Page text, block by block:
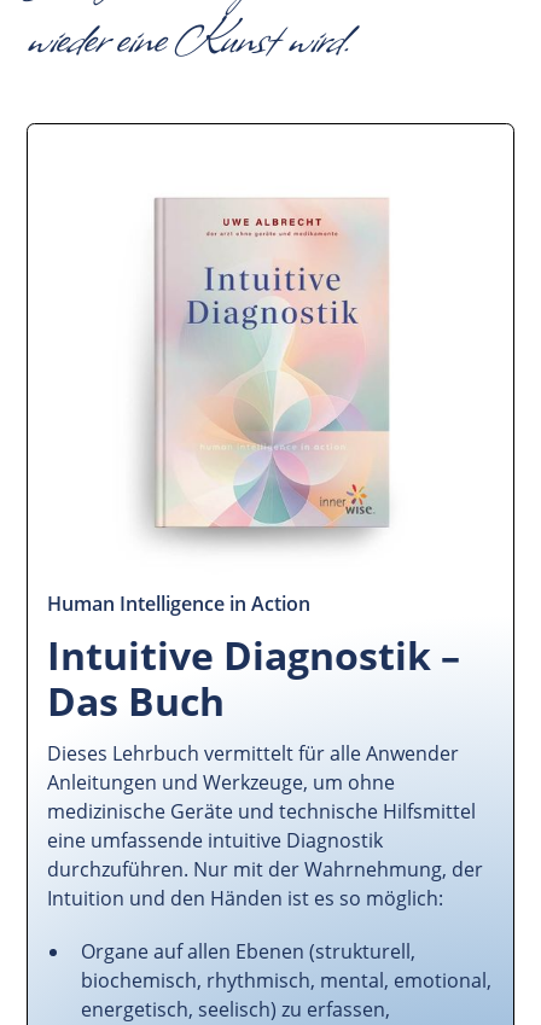
wieder eine Kunst wird.
Human Intelligence in Action
Intuitive Diagnostik –
Das Buch
Dieses Lehrbuch vermittelt für alle Anwender
Anleitungen und Werkzeuge, um ohne
medizinische Geräte und technische Hilfsmittel
eine umfassende intuitive Diagnostik
durchzuführen. Nur mit der Wahrnehmung, der
Intuition und den Händen ist es so möglich:
Organe auf allen Ebenen (strukturell,
biochemisch, rhythmisch, mental, emotional,
energetisch, seelisch) zu erfassen,